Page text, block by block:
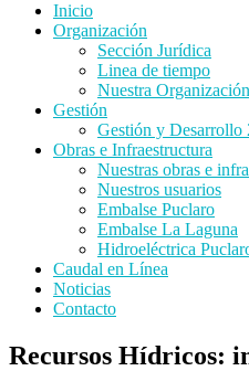
Inicio
Organización
Sección Jurídica
Linea de tiempo
Nuestra Organización
Gestión
Gestión y Desarrollo
Obras e Infraestructura
Nuestras obras e
Nuestros usuarios
Embalse Puclaro
Embalse La Laguna
Hidroeléctrica
Caudal en Línea
Noticias
Contacto
Recursos Hídricos: